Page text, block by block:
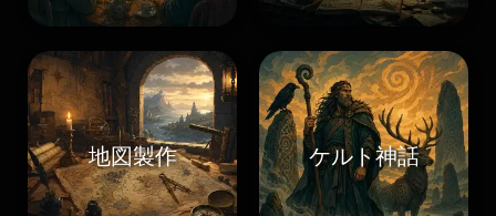
地図製作 ケルト神話